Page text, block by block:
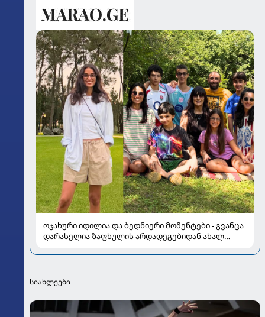
ოჯახური იდილია და ბედნიერი მომენტები - გვანცა
დარასელია ზაფხულის არდადეგებიდან ახალ
სიახლეები